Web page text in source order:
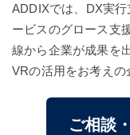
ADDIXでは、DX実
ービスのグロース支
線から企業が成果を
VRの活用をお考えの
ご相談